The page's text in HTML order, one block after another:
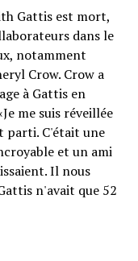
Gattis est mort,
dans le
notamment
Crow. Crow a
à Gattis en
me suis réveillée
parti. C'était une
et un ami
Il nous
n'avait que 52